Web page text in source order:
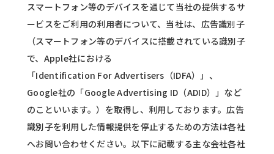
スマートフォン等のデバイスを通じて当社の提供するサ
ービスをご利用の利用者について、当社は、広告識別子
（スマートフォン等のデバイスに搭載されている識別子
で、Apple社における
「Identification For Advertisers（IDFA）」、
Google社の「Google Advertising ID（ADID）」など
のこといいます。）を取得し、利用しております。広告
識別子を利用した情報提供を停止するための方法は各社
へお問い合わせください。以下に記載する主な会社各社